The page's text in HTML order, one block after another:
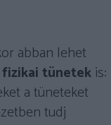
abban lehet
fizikai tünetekis:
a tüneteket
tudj